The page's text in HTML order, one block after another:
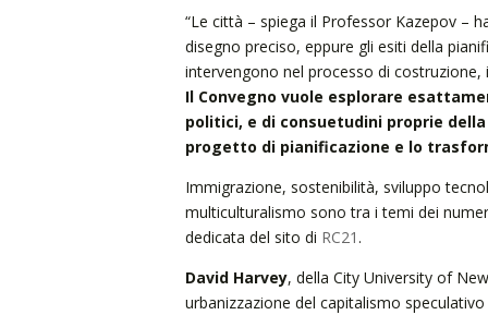
“Le città – spiega il Professor Kazepov –
disegno preciso, eppure gli esiti della
intervengono nel processo di
Il Convegno vuole esplorare
politici, e di consuetudini proprie
progetto di pianificazione e lo
Immigrazione, sostenibilità, sviluppo
multiculturalismo sono tra i temi dei
dedicata del sito di RC21 .
David Harvey, della City University of
urbanizzazione del capitalismo